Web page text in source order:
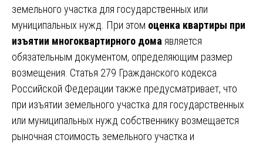
земельного участка для государственных или
муниципальных нужд. При этом оценка квартиры при
изъятии многоквартирного дома является
обязательным документом, определяющим размер
возмещения. Статья 279 Гражданского кодекса
Российской Федерации также предусматривает, что
при изъятии земельного участка для государственных
или муниципальных нужд собственнику возмещается
рыночная стоимость земельного участка и